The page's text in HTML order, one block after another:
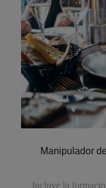
Manipulador
Incluye la